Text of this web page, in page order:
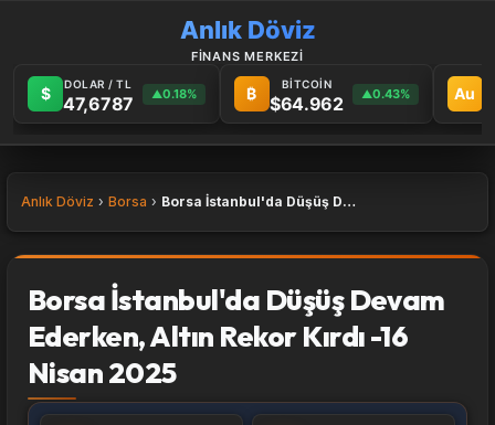
Anlık Döviz
FİNANS MERKEZİ
$ DOLAR / TL
47,6787 ▲0.18% ₿ BİTCOİN
$64.962 ▲0.43% Au
Anlık Döviz Borsa Borsa İstanbul'da Düşüş Devam Ederken, Altın Rekor Kırdı -16 Nisan 2025
Borsa İstanbul'da Düşüş Devam
Ederken, Altın Rekor Kırdı -16
Nisan 2025